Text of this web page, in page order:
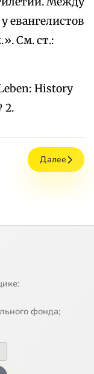
евангелистов
См. ст.:
History
2.
Далее
фонда;